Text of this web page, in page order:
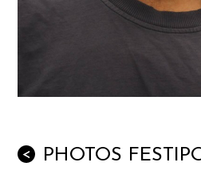
< PHOTOS